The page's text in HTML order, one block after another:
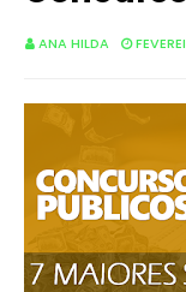
ANA HILDA